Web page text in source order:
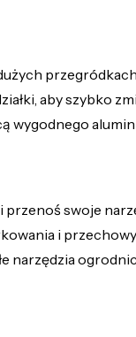
aby szybko
wygodnego
przenoś swoje
i
narzędzia